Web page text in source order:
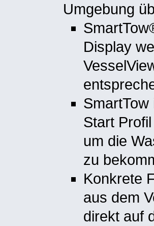
Umgebung
Display
Start
um die
zu
Konkrete
aus dem
direkt auf